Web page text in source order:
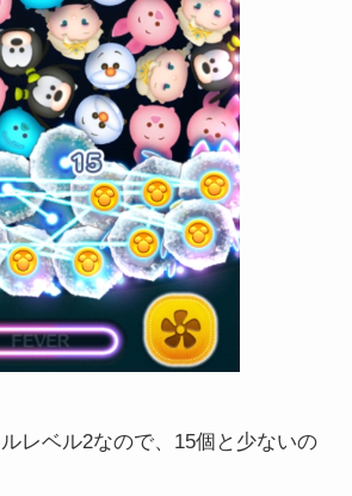
レベル2なので、15個と少ないの